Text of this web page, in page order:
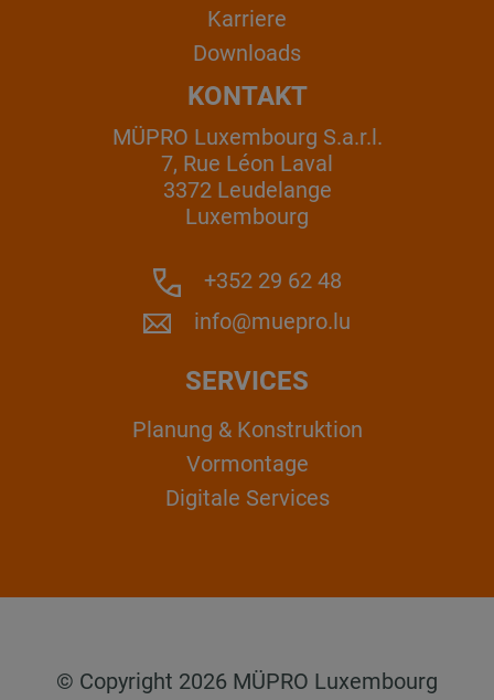
Karriere
Downloads
KONTAKT
MÜPRO Luxembourg S.a.r.l.
7, Rue Léon Laval
3372 Leudelange
Luxembourg
+352 29 62 48
info@muepro.lu
SERVICES
Planung & Konstruktion
Vormontage
Digitale Services
© Copyright 2026 MÜPRO Luxembourg